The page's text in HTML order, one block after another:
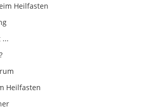
Heilfasten
...
Heilfasten